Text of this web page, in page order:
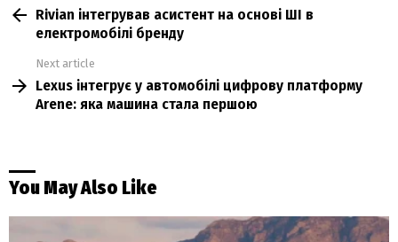
moreRivian інтегрував асистент на основі ШІ в
електромобілі бренду
Next article
Lexus інтегрує у автомобілі цифрову платформу
Arene: яка машина стала першою
You May Also Like